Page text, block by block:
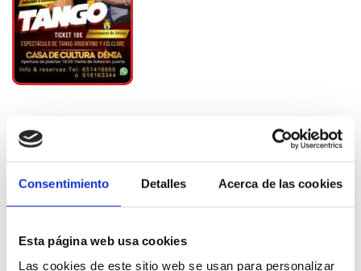
Consentimiento Detalles Acerca de las cookies
Esta página web usa cookies
Las cookies de este sitio web se usan para personalizar
Plus d'informations